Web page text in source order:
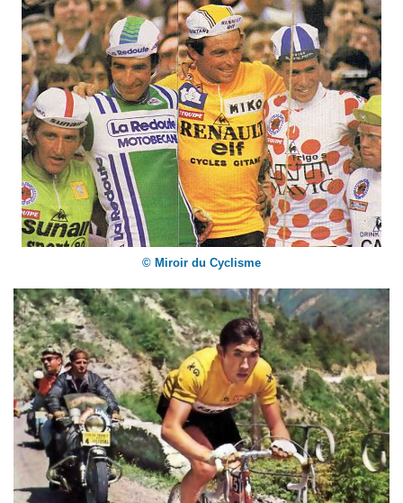
© Miroir du Cyclisme